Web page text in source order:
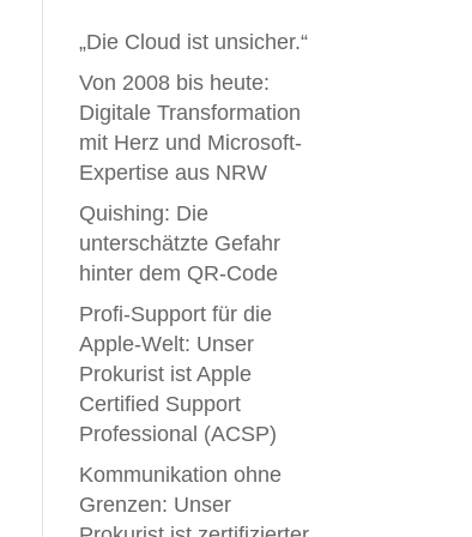
„Die Cloud ist unsicher.“
Von 2008 bis heute:
Digitale Transformation
mit Herz und Microsoft-
Expertise aus NRW
Quishing: Die
unterschätzte Gefahr
hinter dem QR-Code
Profi-Support für die
Apple-Welt: Unser
Prokurist ist Apple
Certified Support
Professional (ACSP)
Kommunikation ohne
Grenzen: Unser